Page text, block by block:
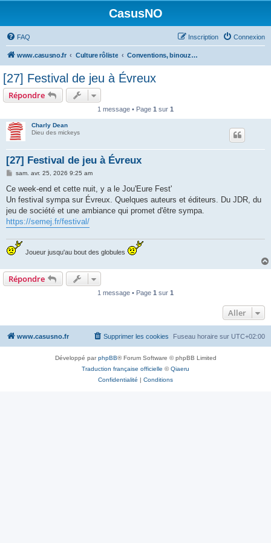
CasusNO
FAQ Connexion
Inscription
www.casusno.fr Culture rôliste Conventions, binouzes et recherche de joueurs
[27] Festival de jeu à Évreux
Répondre
1 message • Page 1 sur 1
Charly Dean
Dieu des mickeys
[27] Festival de jeu à Évreux
M
s
a
g
sam. avr. 25, 2026 9:25 am
Ce week-end et cette nuit, y a le Jou'Eure Fest'
Un festival sympa sur Évreux. Quelques auteurs et éditeurs. Du JDR, du
jeu de société et une ambiance qui promet d'être sympa.
https://semej.fr/festival/
Joueur jusqu'au bout des globules
Répondre
1 message • Page 1 sur 1
Aller
www.casusno.fr Fuseau horaire sur UTC+02:00
Supprimer les cookies
Développé parphpBB® Forum Software © phpBB Limited
Traduction française officielle ©Qiaeru
Confidentialité | Conditions